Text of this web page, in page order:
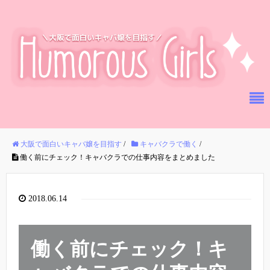
大阪で面白いキャバ嬢を目指す / キャバクラで働く /
働く前にチェック！キャバクラでの仕事内容をまとめました
2018.06.14
働く前にチェック！キ